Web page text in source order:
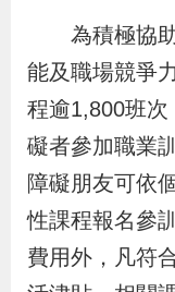
訊
安
全
政
策
為積極協助
能及職場競爭
程逾1,800班
礙者參加職業
障礙朋友可依
性課程報名參
費用外，凡符